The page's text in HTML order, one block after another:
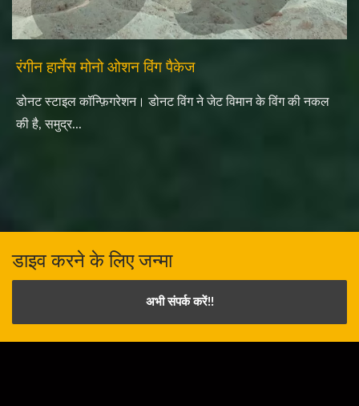
रंगीन हार्नेस मोनो ओशन विंग पैकेज
डोनट स्टाइल कॉन्फ़िगरेशन। डोनट विंग ने जेट विमान के विंग की नकल
की है, समुद्र...
डाइव करने के लिए जन्मा
अभी संपर्क करें!!